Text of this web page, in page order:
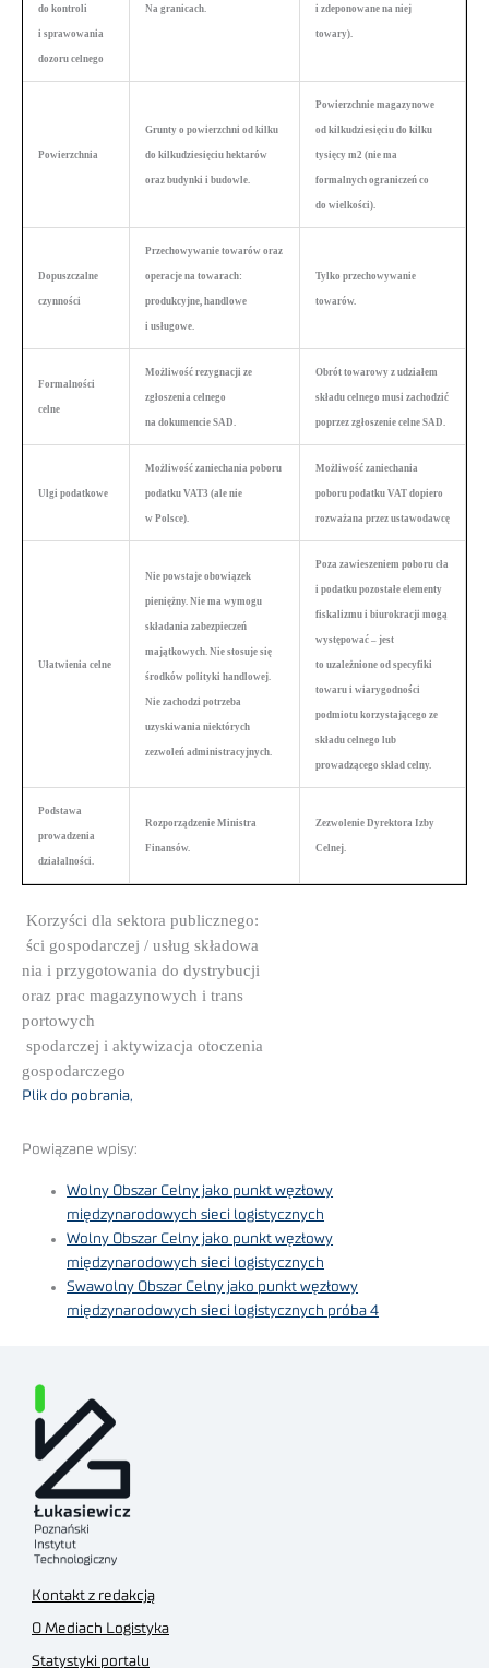
do kontroli
i sprawowania
dozoru celnego
Na granicach. i zdeponowane na niej
towary).
Powierzchnia
Grunty o powierzchni od kilku
do kilkudziesięciu hektarów
oraz budynki i budowle.
Powierzchnie magazynowe
od kilkudziesięciu do kilku
tysięcy m2 (nie ma
formalnych ograniczeń co
do wielkości).
Dopuszczalne
czynności
Przechowywanie towarów oraz
operacje na towarach:
produkcyjne, handlowe
i usługowe.
Tylko przechowywanie
towarów.
Formalności
celne
Możliwość rezygnacji ze
zgłoszenia celnego
na dokumencie SAD.
Obrót towarowy z udziałem
składu celnego musi zachodzić
poprzez zgłoszenie celne SAD.
Ulgi podatkowe
Możliwość zaniechania poboru
podatku VAT3 (ale nie
w Polsce).
Możliwość zaniechania
poboru podatku VAT dopiero
rozważana przez ustawodawcę
Ułatwienia celne
Nie powstaje obowiązek
pieniężny. Nie ma wymogu
składania zabezpieczeń
majątkowych. Nie stosuje się
środków polityki handlowej.
Nie zachodzi potrzeba
uzyskiwania niektórych
zezwoleń administracyjnych.
Poza zawieszeniem poboru cła
i podatku pozostałe elementy
fiskalizmu i biurokracji mogą
występować – jest
to uzależnione od specyfiki
towaru i wiarygodności
podmiotu korzystającego ze
składu celnego lub
prowadzącego skład celny.
Podstawa
prowadzenia
działalności.
Rozporządzenie Ministra
Finansów.
Zezwolenie Dyrektora Izby
Celnej.
Korzyści dla sektora publicznego:
ści gospodarczej / usług składowa­
nia i przygotowania do dystrybucji
oraz prac magazynowych i trans­
portowych
spodarczej i aktywizacja otoczenia
gospodarczego
Plik do pobrania,
Powiązane wpisy:
Wolny Obszar Celny jako punkt węzłowy
międzynarodowych sieci logistycznych
Wolny Obszar Celny jako punkt węzłowy
międzynarodowych sieci logistycznych
Swawolny Obszar Celny jako punkt węzłowy
międzynarodowych sieci logistycznych próba 4
Kontakt z redakcją
O Mediach Logistyka
Statystyki portalu